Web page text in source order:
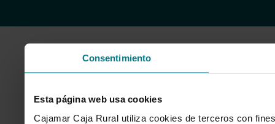
Consentimiento
Esta página web usa cookies
Cajamar Caja Rural utiliza cookies de terceros con